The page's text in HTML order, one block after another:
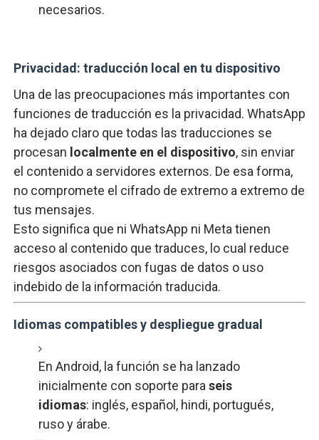
necesarios.
Privacidad: traducción local en tu dispositivo
Una de las preocupaciones más importantes con
funciones de traducción es la privacidad. WhatsApp
ha dejado claro que todas las traducciones se
procesan localmente en el dispositivo, sin enviar
el contenido a servidores externos. De esa forma,
no compromete el cifrado de extremo a extremo de
tus mensajes.
Esto significa que ni WhatsApp ni Meta tienen
acceso al contenido que traduces, lo cual reduce
riesgos asociados con fugas de datos o uso
indebido de la información traducida.
Idiomas compatibles y despliegue gradual
En Android, la función se ha lanzado
inicialmente con soporte para seis
idiomas: inglés, español, hindi, portugués,
ruso y árabe.